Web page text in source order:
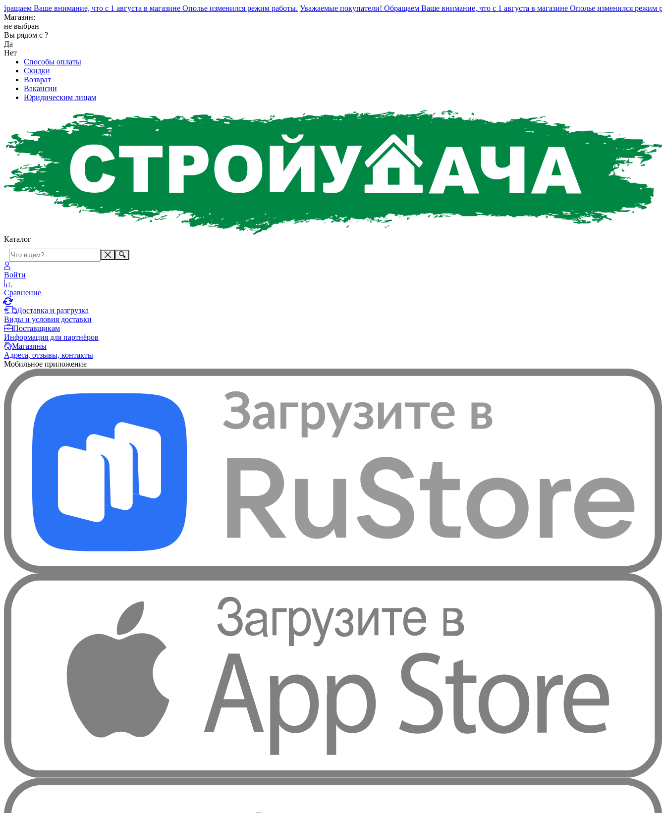
Ваше внимание, что с 1 августа в магазине Ополье изменился режим работы. Уважаемые покупатели! Обращаем Ваше внимание, что с 1 августа в магазине Ополье изменился режим
Магазин:
не выбран
Вы рядом с ?
Да
Нет
Способы оплаты
Скидки
Возврат
Вакансии
Юридическим лицам
Каталог
Войти
Сравнение
Доставка и разгрузка
Виды и условия доставки
Поставщикам
Информация для партнёров
Магазины
Адреса, отзывы, контакты
Мобильное приложение